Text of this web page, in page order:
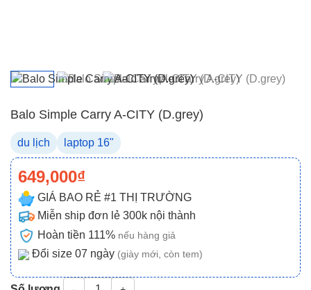
Balo Simple Carry A-CITY (D.grey)
du lịch laptop 16"
649,000₫
GIÁ BAO RẺ #1 THỊ TRƯỜNG
Miễn ship đơn lẻ 300k nội thành
Hoàn tiền 111% nếu hàng giả
Đổi size 07 ngày (giày mới, còn tem)